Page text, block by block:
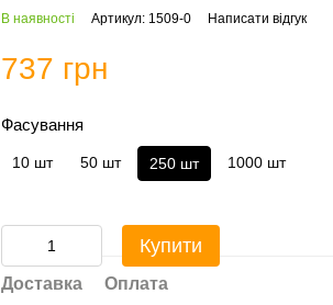
В наявності Артикул: 1509-0 Написати відгук
737 грн
Фасування
10 шт 50 шт 250 шт 1000 шт
Купити
Доставка
Оплата